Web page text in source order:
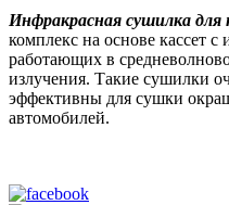
Инфракрасная сушилка для
комплекс на основе кассет
работающих в
излучения. Такие сушилки
эффективны для сушки
автомобилей.